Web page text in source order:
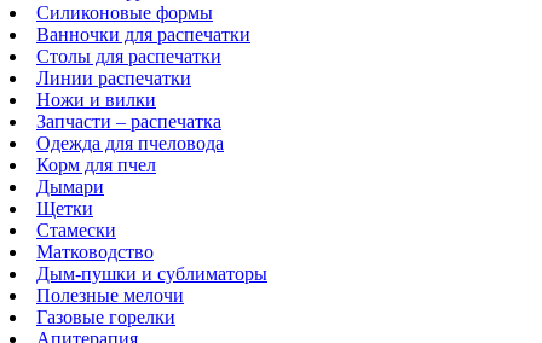
Силиконовые формы
Ванночки для распечатки
Столы для распечатки
Линии распечатки
Ножи и вилки
Запчасти – распечатка
Одежда для пчеловода
Корм для пчел
Дымари
Щетки
Стамески
Матководство
Дым-пушки и сублиматоры
Полезные мелочи
Газовые горелки
Апитерапия